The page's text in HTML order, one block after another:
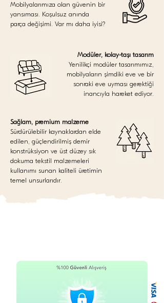
Mobilyalarımıza olan güvenin bir
yansıması. Koşulsuz anında
parça değişimi. Var mı daha iyisi?
Modüler, kolay-taşı tasarım
Yenilikçi modüler tasarımımız,
mobilyaların şimdiki eve ve bir
sonraki eve uyması gerektiği
inancıyla hareket ediyor.
Sağlam, premium malzeme
Sürdürülebilir kaynaklardan elde
edilen, güçlendirilmiş demir
konstrüksiyon ve üst düzey sık
dokuma tekstil malzemeleri
kullanımı sunan kaliteli üretimin
temel unsurlarıdır.